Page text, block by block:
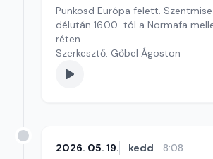
Pünkösd Európa felett.
délután 16.00-tól a Normafa
réten.
Szerkesztő: Gőbel Ágoston
2026. 05. 19. kedd 8:08